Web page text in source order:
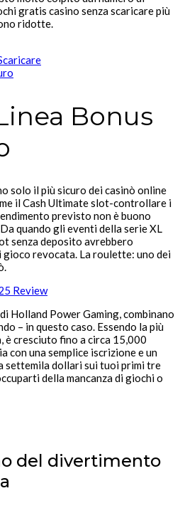
gratis casino senza scaricare più
ridotte.
Bonus
solo il più sicuro dei casinò online
il Cash Ultimate slot-controllare i
previsto non è buono
quando gli eventi della serie XL
senza deposito avrebbero
gioco revocata. La roulette: uno dei
Review
Holland Power Gaming, combinano
– in questo caso. Essendo la più
è cresciuto fino a circa 15,000
con una semplice iscrizione e un
settemila dollari sui tuoi primi tre
della mancanza di giochi o
del divertimento